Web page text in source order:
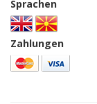
Sprachen
Zahlungen